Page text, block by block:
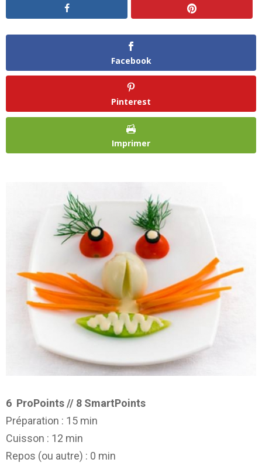
Facebook
Pinterest
Imprimer
6 ProPoints // 8 SmartPoints
Préparation : 15 min
Cuisson : 12 min
Repos (ou autre) : 0 min